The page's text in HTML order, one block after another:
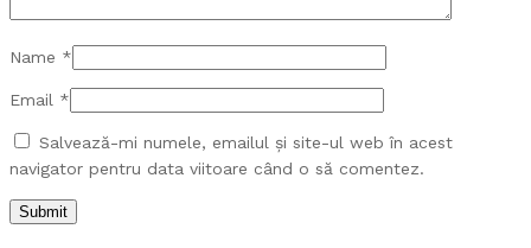
Name *
Email *
Salvează-mi numele, emailul și site-ul web în acest
navigator pentru data viitoare când o să comentez.